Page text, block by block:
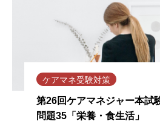
ケアマネ受験対策
第26回ケアマネジャー本試
問題35「栄養・食生活」